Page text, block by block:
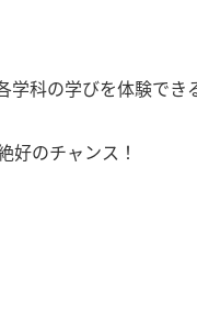
学科の学びを体験でき
好のチャンス！